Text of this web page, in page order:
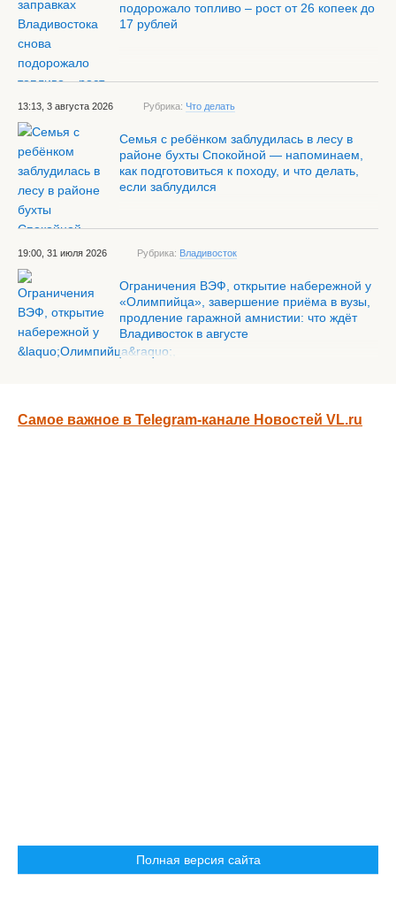
подорожало топливо – рост от 26 копеек до
17 рублей
13:13, 3 августа 2026 Рубрика: Что делать
Семья с ребёнком заблудилась в лесу в
районе бухты Спокойной — напоминаем,
как подготовиться к походу, и что делать,
если заблудился
19:00, 31 июля 2026 Рубрика: Владивосток
Ограничения ВЭФ, открытие набережной у
«Олимпийца», завершение приёма в вузы,
продление гаражной амнистии: что ждёт
Владивосток в августе
Самое важное в Telegram-канале Новостей VL.ru
Полная версия сайта